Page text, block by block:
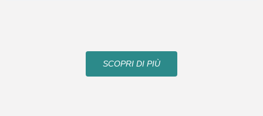
SCOPRI DI PIÙ